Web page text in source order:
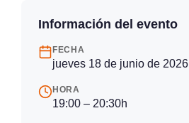
Información del evento
FECHA
jueves 18 de junio de 2026
HORA
19:00 – 20:30h